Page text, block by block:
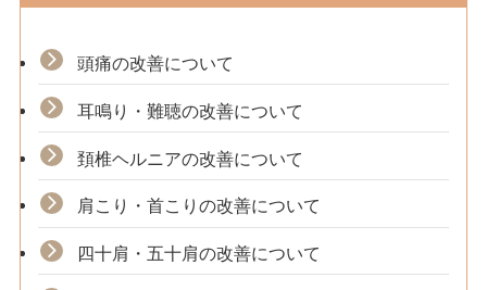
頭痛の改善について
耳鳴り・難聴の改善について
頚椎ヘルニアの改善について
肩こり・首こりの改善について
四十肩・五十肩の改善について